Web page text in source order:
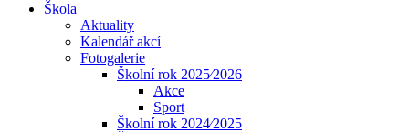
Škola
Aktuality
Kalendář akcí
Fotogalerie
Školní rok 2025⁄2026
Akce
Sport
Školní rok 2024⁄2025